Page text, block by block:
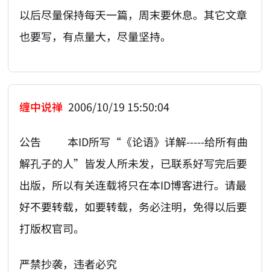
以后尽量保持每天一篇，周末要休息。其它文章
也要写，有点量大，尽量坚持。
缠中说禅 2006/10/19 15:50:04
公告 本ID所写“《论语》详解-----给所有曲
解孔子的人”皆发人所未发，已联系好写完后要
出版，所以有关连载将只在本ID博客进行。请最
好不要转载，如要转载，务必注明，免得以后要
打版权官司。
严禁抄袭，违者必究